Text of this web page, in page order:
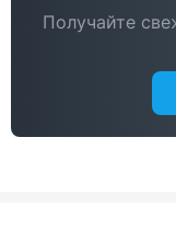
Получайте